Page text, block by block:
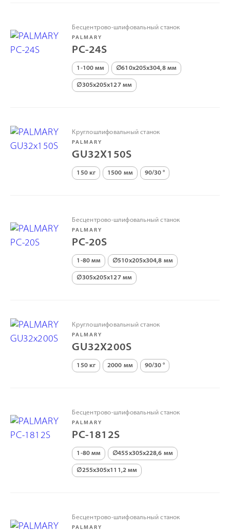
Бесцентрово-шлифовальный станок
PALMARY
PC-24S
1-100 мм ∅610х205х304,8 мм
∅305х205х127 мм
Круглошлифовальный станок
PALMARY
GU32X150S
150 кг 1500 мм 90/30 °
Бесцентрово-шлифовальный станок
PALMARY
PC-20S
1-80 мм ∅510х205х304,8 мм
∅305х205х127 мм
Круглошлифовальный станок
PALMARY
GU32X200S
150 кг 2000 мм 90/30 °
Бесцентрово-шлифовальный станок
PALMARY
PC-1812S
1-80 мм ∅455х305х228,6 мм
∅255х305х111,2 мм
Бесцентрово-шлифовальный станок
PALMARY